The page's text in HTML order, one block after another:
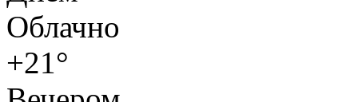
Облачно
+21°